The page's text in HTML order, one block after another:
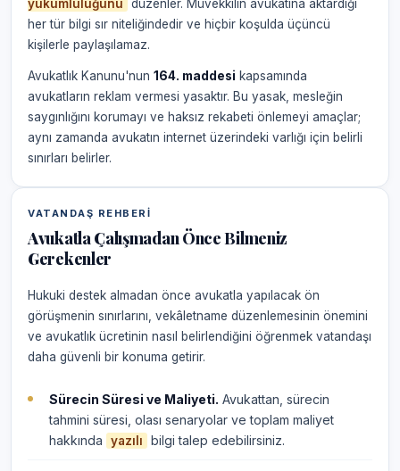
yükümlülüğünü
düzenler. Müvekkilin avukatına aktardığı
her tür bilgi sır niteliğindedir ve hiçbir koşulda üçüncü
kişilerle paylaşılamaz.
Avukatlık Kanunu'nun 164. maddesi kapsamında
avukatların reklam vermesi yasaktır. Bu yasak, mesleğin
saygınlığını korumayı ve haksız rekabeti önlemeyi amaçlar;
aynı zamanda avukatın internet üzerindeki varlığı için belirli
sınırları belirler.
VATANDAŞ REHBERI
Avukatla Çalışmadan Önce Bilmeniz
Gerekenler
Hukuki destek almadan önce avukatla yapılacak ön
görüşmenin sınırlarını, vekâletname düzenlemesinin önemini
ve avukatlık ücretinin nasıl belirlendiğini öğrenmek vatandaşı
daha güvenli bir konuma getirir.
Sürecin Süresi ve Maliyeti. Avukattan, sürecin
tahmini süresi, olası senaryolar ve toplam maliyet
hakkında
yazılı bilgi talep edebilirsiniz.